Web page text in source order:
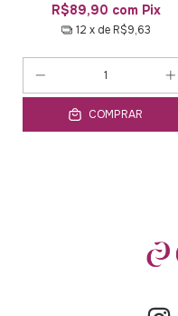
R$89,90 com Pix
12 x de R$9,63
COMPRAR